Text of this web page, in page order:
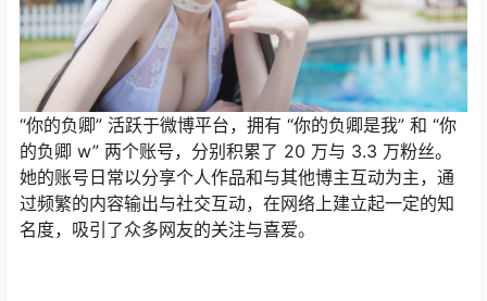
“你的负卿” 活跃于微博平台，拥有 “你的负卿是我” 和 “你
的负卿 w” 两个账号，分别积累了 20 万与 3.3 万粉丝。
她的账号日常以分享个人作品和与其他博主互动为主，通
过频繁的内容输出与社交互动，在网络上建立起一定的知
名度，吸引了众多网友的关注与喜爱。